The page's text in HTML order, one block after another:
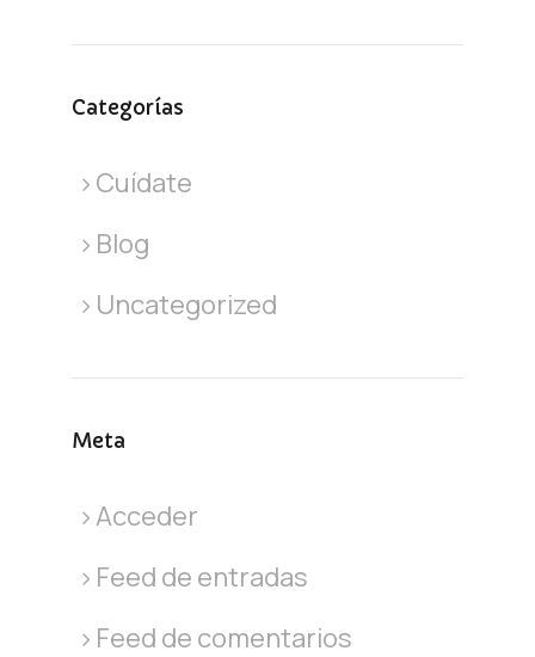
Categorías
Cuídate
Blog
Uncategorized
Meta
Acceder
Feed de entradas
Feed de comentarios